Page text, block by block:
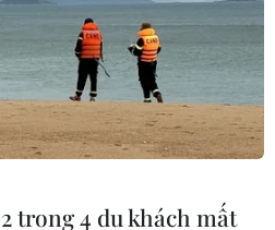
của Việt
tác quốc tế
trong 4 du khách mất